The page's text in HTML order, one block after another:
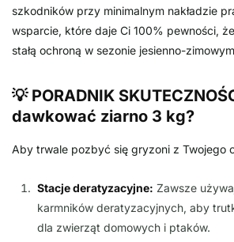
szkodników przy minimalnym nakładzie
wsparcie, które daje Ci 100% pewności,
stałą ochroną w sezonie jesienno-
💡 PORADNIK
dawkować ziarno 3 kg?
Aby trwale pozbyć się gryzoni z Twojego
Stacje deratyzacyjne: Zawsze
karmników deratyzacyjnych, aby
dla zwierząt domowych i ptaków.